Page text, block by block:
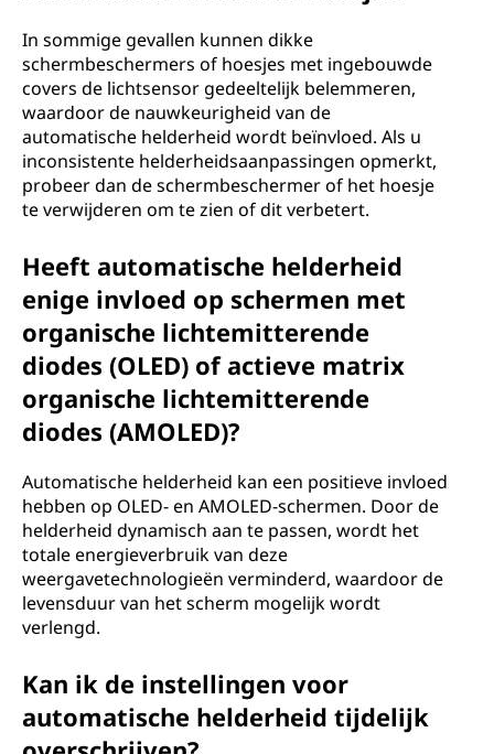
In sommige gevallen kunnen dikke
schermbeschermers of hoesjes met ingebouwde
covers de lichtsensor gedeeltelijk belemmeren,
waardoor de nauwkeurigheid van de
automatische helderheid wordt beïnvloed. Als u
inconsistente helderheidsaanpassingen opmerkt,
probeer dan de schermbeschermer of het hoesje
te verwijderen om te zien of dit verbetert.
Heeft automatische helderheid
enige invloed op schermen met
organische lichtemitterende
diodes (OLED) of actieve matrix
organische lichtemitterende
diodes (AMOLED)?
Automatische helderheid kan een positieve invloed
hebben op OLED- en AMOLED-schermen. Door de
helderheid dynamisch aan te passen, wordt het
totale energieverbruik van deze
weergavetechnologieën verminderd, waardoor de
levensduur van het scherm mogelijk wordt
verlengd.
Kan ik de instellingen voor
automatische helderheid tijdelijk